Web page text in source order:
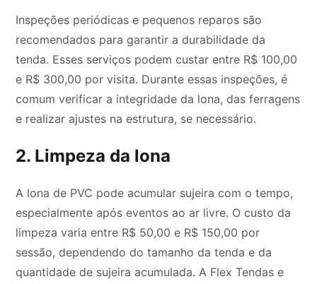
Inspeções periódicas e pequenos reparos são
recomendados para garantir a durabilidade da
tenda. Esses serviços podem custar entre R$ 100,00
e R$ 300,00 por visita. Durante essas inspeções, é
comum verificar a integridade da lona, das ferragens
e realizar ajustes na estrutura, se necessário.
2. Limpeza da lona
A lona de PVC pode acumular sujeira com o tempo,
especialmente após eventos ao ar livre. O custo da
limpeza varia entre R$ 50,00 e R$ 150,00 por
sessão, dependendo do tamanho da tenda e da
quantidade de sujeira acumulada. A Flex Tendas e